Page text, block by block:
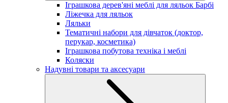
Іграшкова дерев'яні меблі для ляльок Барбі
Ліжечка для ляльок
Ляльки
Тематичні набори для дівчаток (доктор,
перукар, косметика)
Іграшкова побутова техніка і меблі
Коляски
Надувні товари та аксесуари